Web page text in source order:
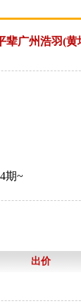
辈广州浩羽(
期~
出价